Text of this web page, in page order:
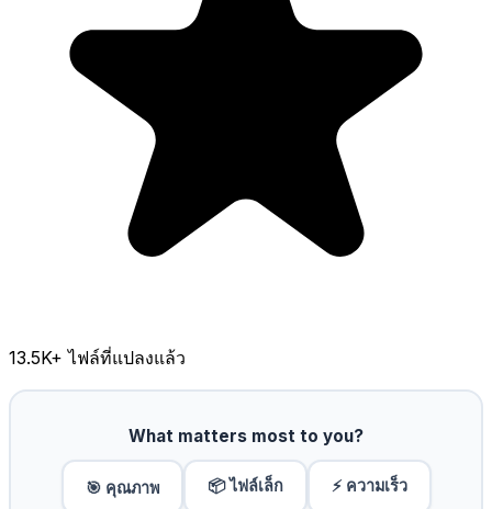
13.5K+ ไฟล์ที่แปลงแล้ว
What matters most to you?
🎯 คุณภาพ 📦 ไฟล์เล็ก ⚡ ความเร็ว